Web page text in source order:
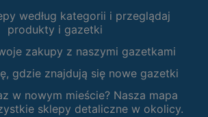
według kategorii i przeglądaj
produkty i gazetki
zakupy z naszymi gazetkami
gdzie znajdują się nowe gazetki
w nowym mieście? Nasza mapa
sklepy detaliczne w okolicy.